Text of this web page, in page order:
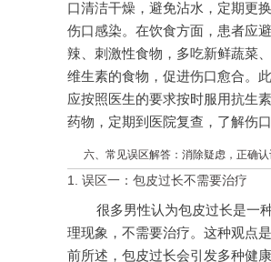
口清洁干燥，避免沾水，定期更
伤口感染。在饮食方面，患者应
辣、刺激性食物，多吃新鲜蔬菜
维生素的食物，促进伤口愈合。
应按照医生的要求按时服用抗生
药物，定期到医院复查，了解伤口
六、常见误区解答：消除疑虑，正确
1. 误区一：包皮过长不需要治疗
很多男性认为包皮过长是一
理现象，不需要治疗。这种观点
前所述，包皮过长会引发多种健